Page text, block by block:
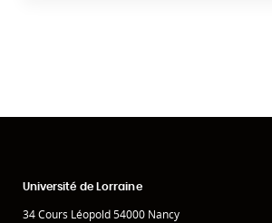
Université de Lorraine
34 Cours Léopold 54000 Nancy